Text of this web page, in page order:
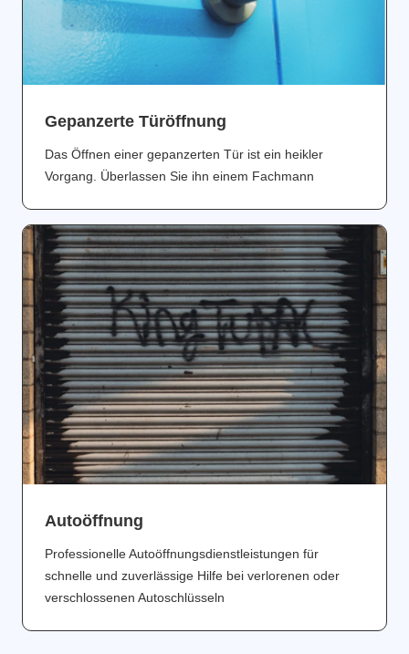
Gepanzerte Türöffnung
Das Öffnen einer gepanzerten Tür ist ein heikler
Vorgang. Überlassen Sie ihn einem Fachmann
Аutoöffnung
Professionelle Autoöffnungsdienstleistungen für
schnelle und zuverlässige Hilfe bei verlorenen oder
verschlossenen Autoschlüsseln